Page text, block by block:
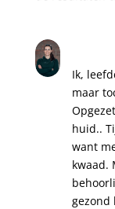
Ik,
maar
huid..
want
kwaad.
gezond